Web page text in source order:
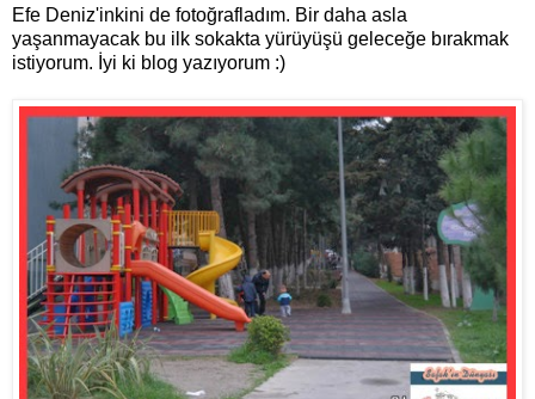
Efe Deniz'inkini de fotoğrafladım. Bir daha asla
yaşanmayacak bu ilk sokakta yürüyüşü geleceğe bırakmak
istiyorum. İyi ki blog yazıyorum :)